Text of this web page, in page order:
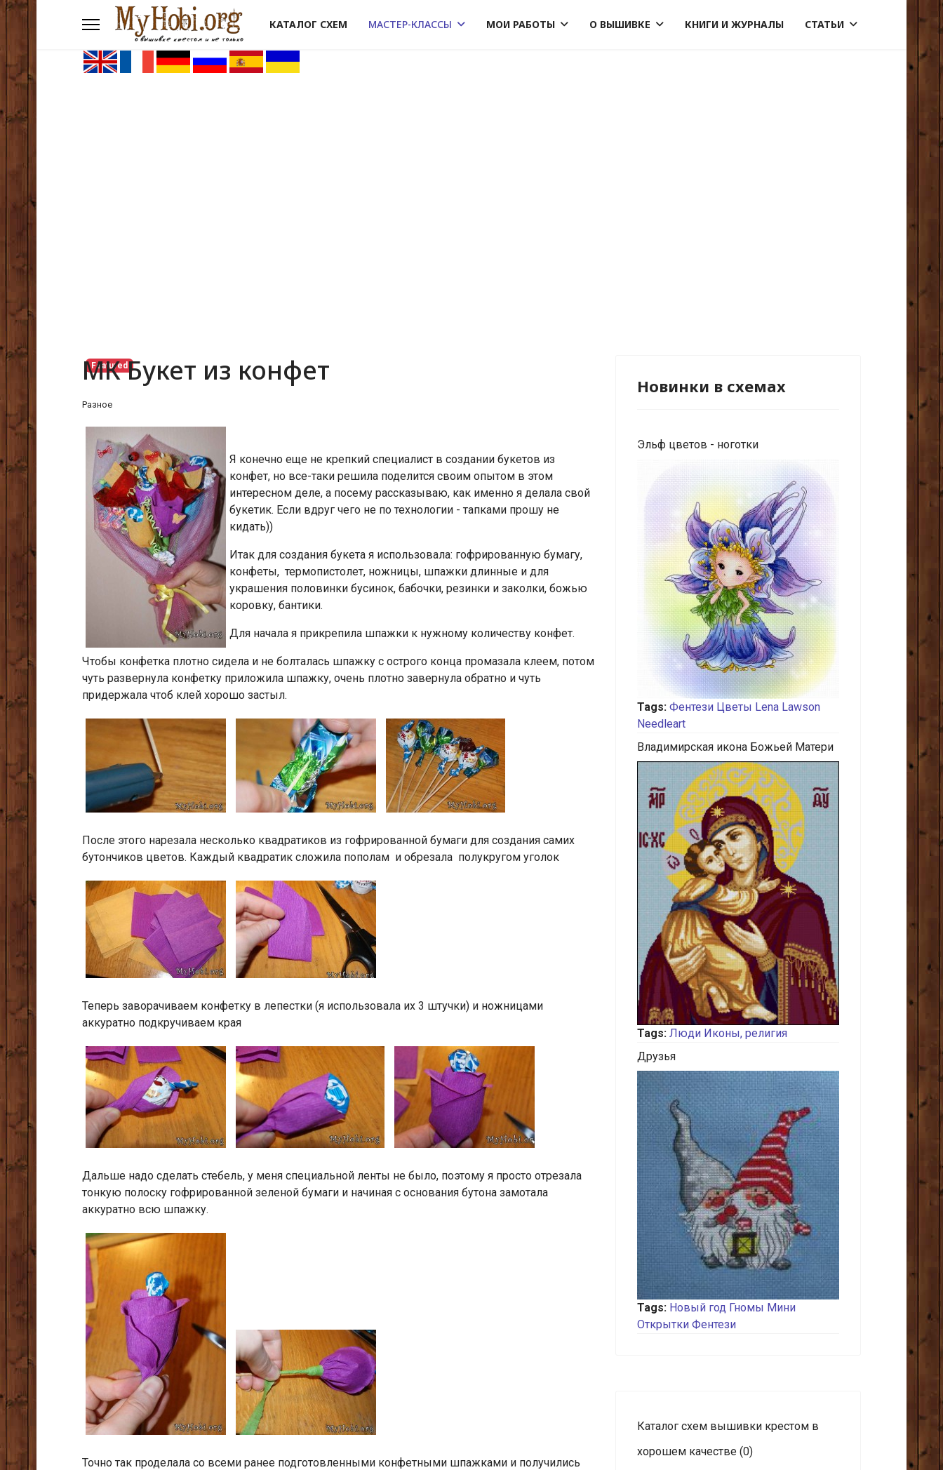
КАТАЛОГ СХЕМ МАСТЕР-КЛАССЫ МОИ РАБОТЫ О ВЫШИВКЕ КНИГИ И ЖУРНАЛЫ СТАТЬИ
Featured
МК Букет из конфет
Разное
Я конечно еще не крепкий специалист в создании букетов из
конфет, но все-таки решила поделится своим опытом в этом
интересном деле, а посему рассказываю, как именно я делала свой
букетик. Если вдруг чего не по технологии - тапками прошу не
кидать))
Итак для создания букета я использовала: гофрированную бумагу,
конфеты, термопистолет, ножницы, шпажки длинные и для
украшения половинки бусинок, бабочки, резинки и заколки, божью
коровку, бантики.
Для начала я прикрепила шпажки к нужному количеству конфет.
Чтобы конфетка плотно сидела и не болталась шпажку с острого конца промазала клеем, потом
чуть развернула конфетку приложила шпажку, очень плотно завернула обратно и чуть
придержала чтоб клей хорошо застыл.
После этого нарезала несколько квадратиков из гофрированной бумаги для создания самих
бутончиков цветов. Каждый квадратик сложила пополам и обрезала полукругом уголок
Теперь заворачиваем конфетку в лепестки (я использовала их 3 штучки) и ножницами
аккуратно подкручиваем края
Дальше надо сделать стебель, у меня специальной ленты не было, поэтому я просто отрезала
тонкую полоску гофрированной зеленой бумаги и начиная с основания бутона замотала
аккуратно всю шпажку.
Точно так проделала со всеми ранее подготовленными конфетными шпажками и получились
Новинки в схемах
Эльф цветов - ноготки
Tags: Фентези Цветы Lena Lawson
Needleart
Владимирская икона Божьей Матери
Tags: Люди Иконы, религия
Друзья
Tags: Новый год Гномы Мини
Открытки Фентези
Каталог схем вышивки крестом в
хорошем качестве (0)